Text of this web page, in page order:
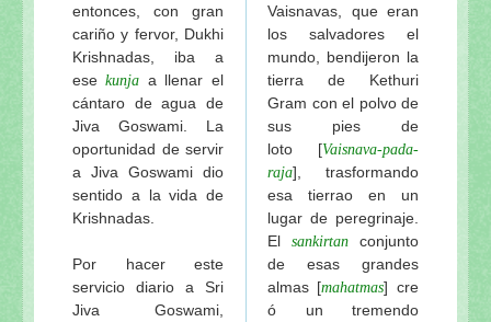
entonces, con gran
cariño y fervor, Dukhi
Krishnadas, iba a
ese kunja a llenar el
cántaro de agua de
Jiva Goswami. La
oportunidad de servir
a Jiva Goswami dio
sentido a la vida de
Krishnadas.
Por hacer este
servicio diario a Sri
Jiva Goswami,
Vaisnavas, que eran
los salvadores el
mundo, bendijeron la
tierra de Kethuri
Gram con el polvo de
sus pies de
loto [Vaisnava-pada-
raja], trasformando
esa tierrao en un
lugar de peregrinaje.
El sankirtan conjunto
de esas grandes
almas [mahatmas] cre
ó un tremendo